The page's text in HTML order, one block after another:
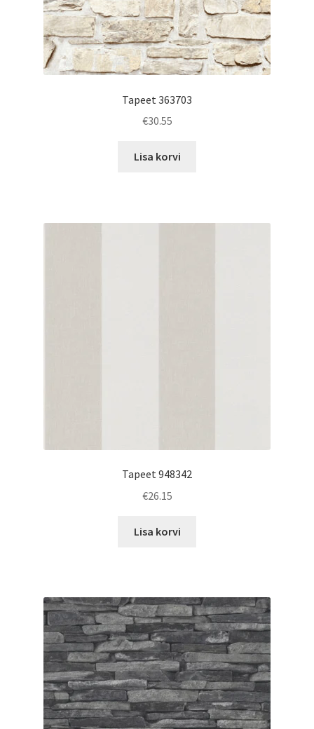
Tapeet 363703
€30.55
Lisa korvi
Tapeet 948342
€26.15
Lisa korvi